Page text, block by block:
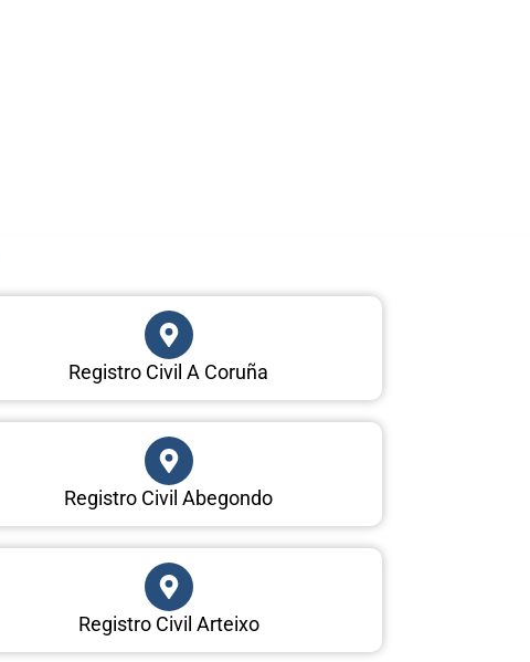
Registro Civil A Coruña
Registro Civil Abegondo
Registro Civil Arteixo